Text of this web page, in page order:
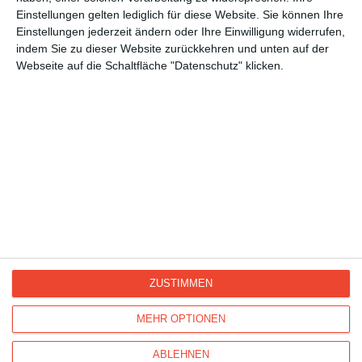
Einstellungen gelten lediglich für diese Website. Sie können Ihre
Einstellungen jederzeit ändern oder Ihre Einwilligung widerrufen,
indem Sie zu dieser Website zurückkehren und unten auf der
Webseite auf die Schaltfläche "Datenschutz" klicken.
MEHR OPTIONEN
ABLEHNEN
ZUSTIMMEN
Großmuttertag
Vatertag
Muttertag
Kisseo©